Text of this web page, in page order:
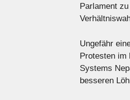
Parlament
Ungefähr
Protesten im
Systems
besseren